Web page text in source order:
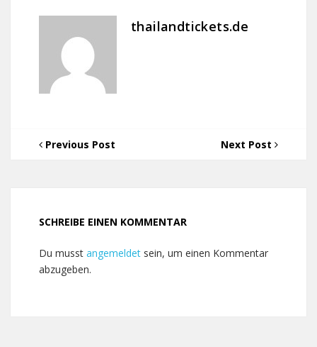
thailandtickets.de
Previous Post Next Post
SCHREIBE EINEN KOMMENTAR
Du musst angemeldet sein, um einen Kommentar
abzugeben.